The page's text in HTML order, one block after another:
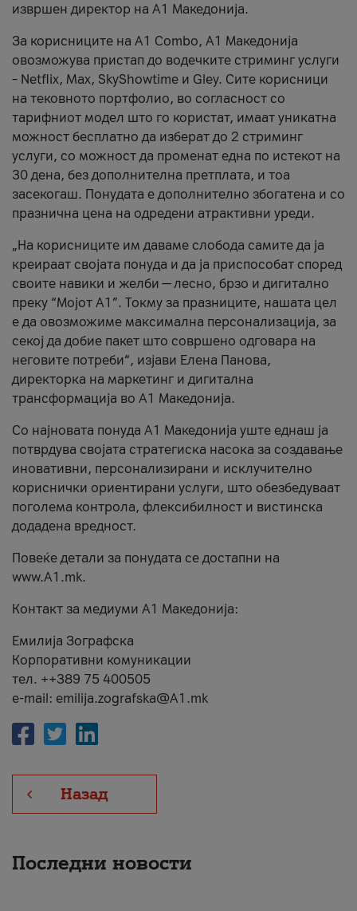
извршен директор на А1 Македонија.
За корисниците на A1 Combo, А1 Македонија
овозможува пристап до водечките стриминг услуги
– Netflix, Max, SkyShowtime и Gley. Сите корисници
на тековното портфолио, во согласност со
тарифниот модел што го користат, имаат уникатна
можност бесплатно да изберат до 2 стриминг
услуги, со можност да променат една по истекот на
30 дена, без дополнителна претплата, и тоа
засекогаш. Понудата е дополнително збогатена и со
празнична цена на одредени атрактивни уреди.
„На корисниците им даваме слобода самите да ја
креираат својата понуда и да ја приспособат според
своите навики и желби — лесно, брзо и дигитално
преку “Мојот А1”. Токму за празниците, нашата цел
е да овозможиме максимална персонализација, за
секој да добие пакет што совршено одговара на
неговите потреби“, изјави Елена Панова,
директорка на маркетинг и дигитална
трансформација во А1 Македонија.
Со најновата понуда А1 Македонија уште еднаш ја
потврдува својата стратегиска насока за создавање
иновативни, персонализирани и исклучително
кориснички ориентирани услуги, што обезбедуваат
поголема контрола, флексибилност и вистинска
додадена вредност.
Повеќе детали за понудата се достапни на
www.А1.mk.
Контакт за медиуми А1 Македонија:
Емилија Зографска
Корпоративни комуникации
тел. ++389 75 400505
e-mail: emilija.zografska@A1.mk
Назад
Последни новости